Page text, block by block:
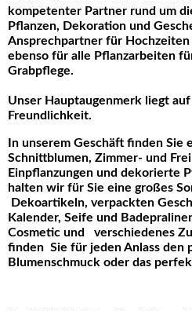
kompetenter Partner rund um
Pflanzen, Dekoration und
Ansprechpartner für
ebenso für alle Pflanzarbeiten
Grabpflege.
Unser Hauptaugenmerk liegt
Freundlichkeit.
n unserem Geschäft finden Sie
Schnittblumen, Zimmer- und
Einpflanzungen und dekorierte
halten wir für Sie eine großes
Dekoartikeln, verpackten
Kalender, Seife und
Cosmetic und verschiedenes
finden Sie für jeden Anlass den
Blumenschmuck oder das